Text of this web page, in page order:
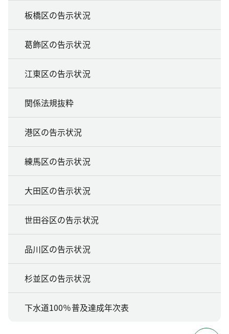
板橋区の告示状況
葛飾区の告示状況
江東区の告示状況
関係法規抜粋
港区の告示状況
練馬区の告示状況
大田区の告示状況
世田谷区の告示状況
品川区の告示状況
杉並区の告示状況
下水道100％普及達成年次表